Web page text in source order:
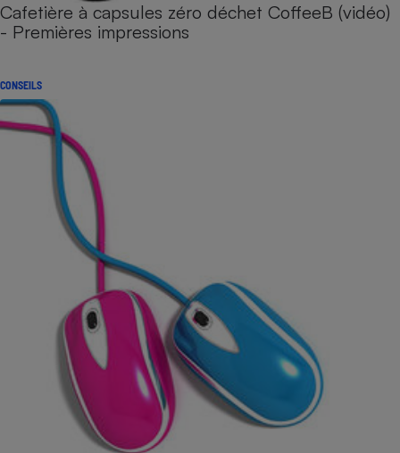
Cafetière à capsules zéro déchet CoffeeB (vidéo)
- Premières impressions
CONSEILS